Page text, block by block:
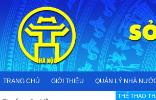
content
TRANG CHỦ GIỚI THIỆU QUẢN LÝ NHÀ
THẾ THAO